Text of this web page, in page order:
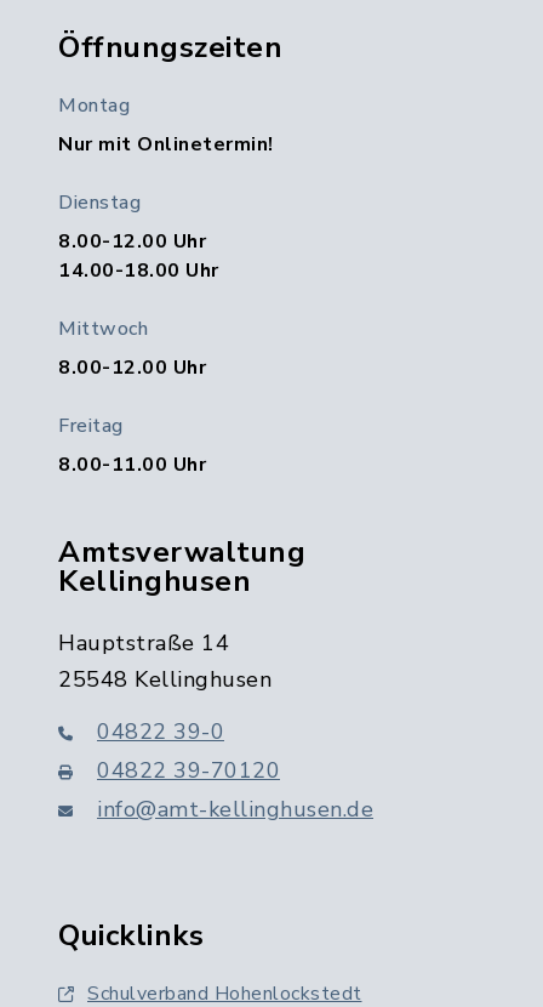
Öffnungszeiten
Montag
Nur mit Onlinetermin!
Dienstag
8.00-12.00 Uhr
14.00-18.00 Uhr
Mittwoch
8.00-12.00 Uhr
Freitag
8.00-11.00 Uhr
Amtsverwaltung
Kellinghusen
Hauptstraße 14
25548 Kellinghusen
04822 39-0
04822 39-70120
info@amt-kellinghusen.de
Quicklinks
Schulverband Hohenlockstedt